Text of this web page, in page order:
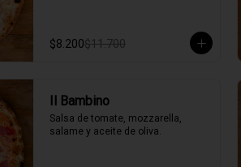
$8.200$11.700
Il Bambino
Salsa de tomate, mozzarella,
salame y aceite de oliva.